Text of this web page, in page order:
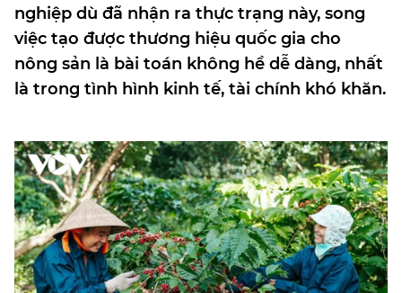
nghiệp dù đã nhận ra thực trạng này, song
việc tạo được thương hiệu quốc gia cho
nông sản là bài toán không hề dễ dàng, nhất
là trong tình hình kinh tế, tài chính khó khăn.